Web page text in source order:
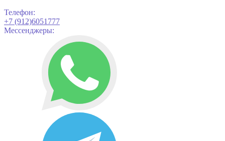
Телефон:
+7 (912)6051777
Мессенджеры: